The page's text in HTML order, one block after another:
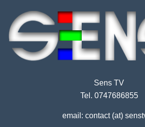
Sens TV
Tel. 0747686855
email: contact (at)